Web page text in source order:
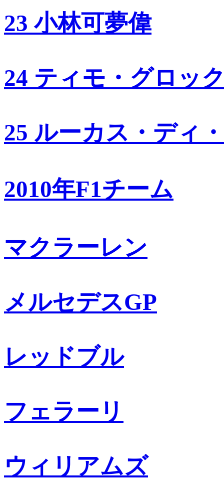
23 小林可夢偉
24 ティモ・グロッ
25 ルーカス・ディ
2010年F1チーム
マクラーレン
メルセデスGP
レッドブル
フェラーリ
ウィリアムズ